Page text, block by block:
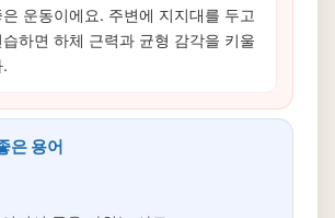
운동이에요. 주변에 지지대를 두고
하면 하체 근력과 균형 감각을 키울
은 용어